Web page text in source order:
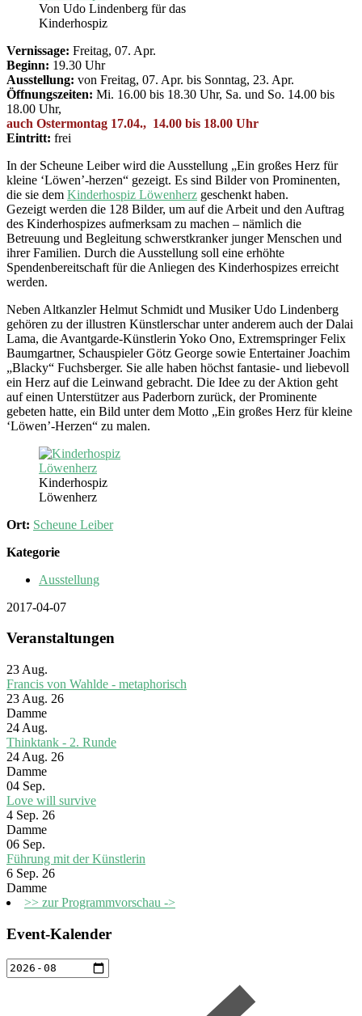
Von Udo Lindenberg für das
Kinderhospiz
Vernissage: Freitag, 07. Apr.
Beginn: 19.30 Uhr
Ausstellung: von Freitag, 07. Apr. bis Sonntag, 23. Apr.
Öffnungszeiten: Mi. 16.00 bis 18.30 Uhr, Sa. und So. 14.00 bis
18.00 Uhr,
auch Ostermontag 17.04., 14.00 bis 18.00 Uhr
Eintritt: frei
In der Scheune Leiber wird die Ausstellung „Ein großes Herz für
kleine ‘Löwen’-herzen“ gezeigt. Es sind Bilder von Prominenten,
die sie dem Kinderhospiz Löwenherz geschenkt haben.
Gezeigt werden die 128 Bilder, um auf die Arbeit und den Auftrag
des Kinderhospizes aufmerksam zu machen – nämlich die
Betreuung und Begleitung schwerstkranker junger Menschen und
ihrer Familien. Durch die Ausstellung soll eine erhöhte
Spendenbereitschaft für die Anliegen des Kinderhospizes erreicht
werden.
Neben Altkanzler Helmut Schmidt und Musiker Udo Lindenberg
gehören zu der illustren Künstlerschar unter anderem auch der Dalai
Lama, die Avantgarde-Künstlerin Yoko Ono, Extremspringer Felix
Baumgartner, Schauspieler Götz George sowie Entertainer Joachim
„Blacky“ Fuchsberger. Sie alle haben höchst fantasie- und liebevoll
ein Herz auf die Leinwand gebracht. Die Idee zu der Aktion geht
auf einen Unterstützer aus Paderborn zurück, der Prominente
gebeten hatte, ein Bild unter dem Motto „Ein großes Herz für kleine
‘Löwen’-Herzen“ zu malen.
Kinderhospiz
Löwenherz
Ort: Scheune Leiber
Kategorie
Ausstellung
2017-04-07
Veranstaltungen
23 Aug.
Francis von Wahlde - metaphorisch
23 Aug. 26
Damme
24 Aug.
Thinktank - 2. Runde
24 Aug. 26
Damme
04 Sep.
Love will survive
4 Sep. 26
Damme
06 Sep.
Führung mit der Künstlerin
6 Sep. 26
Damme
>> zur Programmvorschau ->
Event-Kalender